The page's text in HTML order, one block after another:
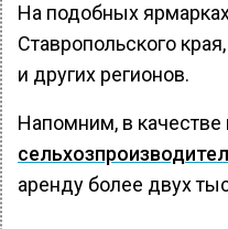
На подобных
Ставропольского
и других регионов.
Напомним, в
аренду более двух